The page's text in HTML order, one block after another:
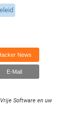
News
E-Mail
Software en uw